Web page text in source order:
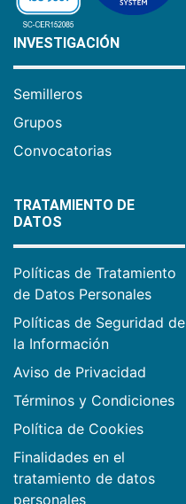
INVESTIGACIÓN
Semilleros
Grupos
Convocatorias
TRATAMIENTO DE
DATOS
Políticas de Tratamiento
de Datos Personales
Políticas de Seguridad de
la Información
Aviso de Privacidad
Términos y Condiciones
Política de Cookies
Finalidades en el
tratamiento de datos
personales